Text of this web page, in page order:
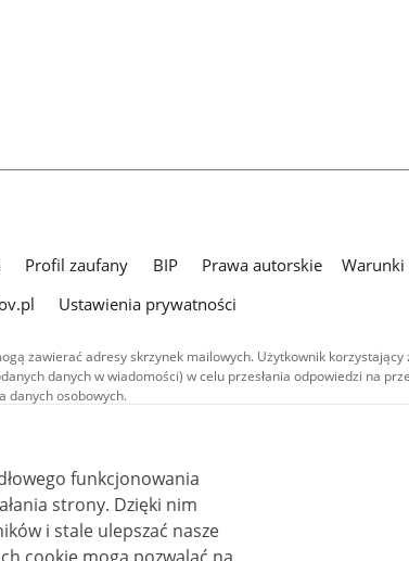
Profil zaufany BIP Prawa autorskie Warunki
Ustawienia prywatności
zawierać adresy skrzynek mailowych. Użytkownik
danych w wiadomości) w celu przesłania odpowiedzi na
danych osobowych.
serwisie (z wyłączeniem treści audiowizualnych), są
Creative Commons: uznanie autorstwa - na tych samych
Materiały audiowizualne, w tym zdjęcia, materiały audio i wideo,
Creative Commons: uznanie autorstwa użycie niekomercyjne -
BY-NC-ND 4.0), o ile nie jest to stwierdzone inaczej.
funkcjonowania
Dzięki nim
i stale ulepszać nasze